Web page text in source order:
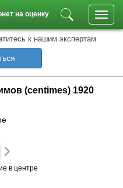
на оценку
к нашим экспертам
(centimes) 1920
в центре